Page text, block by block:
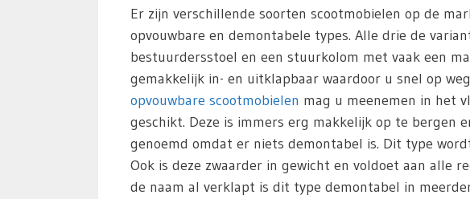
Er zijn verschillende soorten scootmobielen op de
opvouwbare en demontabele types. Alle drie de
bestuurdersstoel en een stuurkolom met vaak een
gemakkelijk in- en uitklapbaar waardoor u snel op
opvouwbare scootmobielen mag u meenemen in het
geschikt. Deze is immers erg makkelijk op te bergen
genoemd omdat er niets demontabel is. Dit type
Ook is deze zwaarder in gewicht en voldoet aan alle
de naam al verklapt is dit type demontabel in